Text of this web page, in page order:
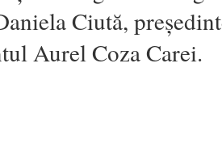
Ciută,
Aurel Coza Carei.